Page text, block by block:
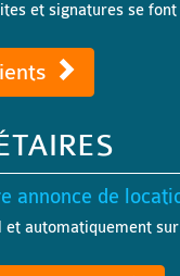
et signatures se
annonce de
automatiquement